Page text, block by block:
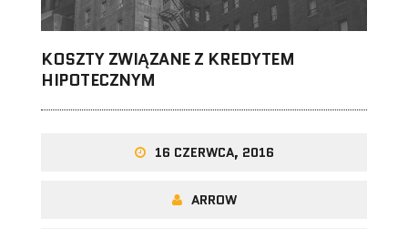
KOSZTY ZWIĄZANE Z KREDYTEM
HIPOTECZNYM
16 CZERWCA, 2016
ARROW